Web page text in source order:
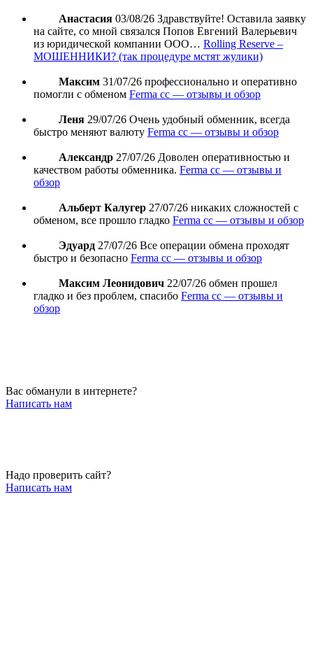
Анастасия 03/08/26 Здравствуйте! Оставила заявку
на сайте, со мной связался Попов Евгений Валерьевич
из юридической компании ООО… Rolling Reserve –
МОШЕННИКИ? (так процедуре мстят жулики)
Максим 31/07/26 профессионально и оперативно
помогли с обменом Ferma cc — отзывы и обзор
Леня 29/07/26 Очень удобный обменник, всегда
быстро меняют валюту Ferma cc — отзывы и обзор
Александр 27/07/26 Доволен оперативностью и
качеством работы обменника. Ferma cc — отзывы и
обзор
Альберт Калугер 27/07/26 никаких сложностей с
обменом, все прошло гладко Ferma cc — отзывы и обзор
Эдуард 27/07/26 Все операции обмена проходят
быстро и безопасно Ferma cc — отзывы и обзор
Максим Леонидович 22/07/26 обмен прошел
гладко и без проблем, спасибо Ferma cc — отзывы и
обзор
Вас обманули в интернете?
Написать нам
Надо проверить сайт?
Написать нам